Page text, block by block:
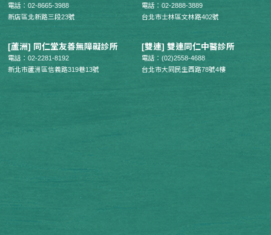
電話：02-8665-3988
新店區北新路三段23號
電話：02-2888-3889
台北市士林區文林路402號
[蘆洲] 同仁堂友善無障礙診所
電話：02-2281-8192
新北市蘆洲區信義路319巷13號
[雙連] 雙連同仁中醫診所
電話：(02)2558-4688
台北市大同民生西路78號4樓